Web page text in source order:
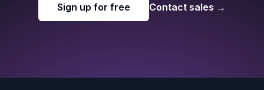
Sign up for free Contact sales →